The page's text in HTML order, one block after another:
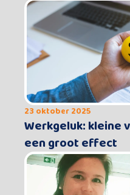
23 oktober 2025
Werkgeluk: kleine
een groot effect